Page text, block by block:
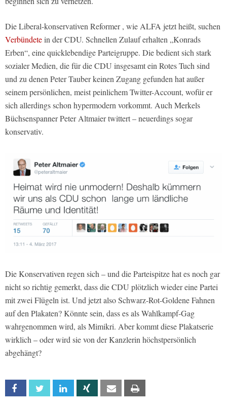
Die Liberal-konservativen Reformer , wie ALFA jetzt heißt, suchen
Verbündetein der CDU. Schnellen Zulauf erhalten „Konrads
Erben“, eine quicklebendige Parteigruppe. Die bedient sich stark
sozialer Medien, die für die CDU insgesamt ein Rotes Tuch sind
und zu denen Peter Tauber keinen Zugang gefunden hat außer
seinem persönlichen, meist peinlichem Twitter-Account, wofür er
sich allerdings schon hypermodern vorkommt. Auch Merkels
Büchsenspanner Peter Altmaier twittert – neuerdings sogar
konservativ.
Die Konservativen regen sich – und die Parteispitze hat es noch gar
nicht so richtig gemerkt, dass die CDU plötzlich wieder eine Partei
mit zwei Flügeln ist. Und jetzt also Schwarz-Rot-Goldene Fahnen
auf den Plakaten? Könnte sein, dass es als Wahlkampf-Gag
wahrgenommen wird, als Mimikri. Aber kommt diese Plakatserie
wirklich – oder wird sie von der Kanzlerin höchstpersönlich
abgehängt?
Facebook Twitter Linkedin Xing Email